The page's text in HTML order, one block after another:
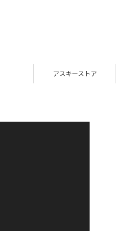
アスキーストア